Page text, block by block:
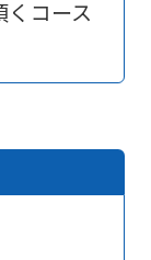
コース